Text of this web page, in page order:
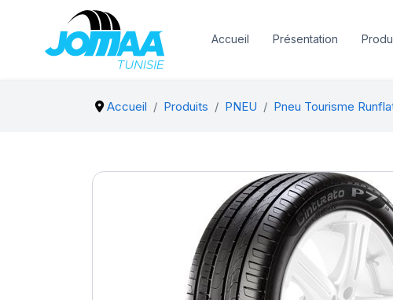
Accueil Présentation
Accueil Produits PNEU Pneu Tourisme